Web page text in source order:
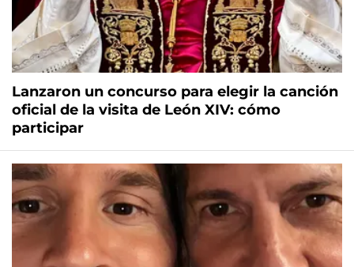
Lanzaron un concurso para elegir la canción
oficial de la visita de León XIV: cómo
participar